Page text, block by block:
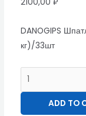
DANOGIPS
кг)/33шт
ADD TO